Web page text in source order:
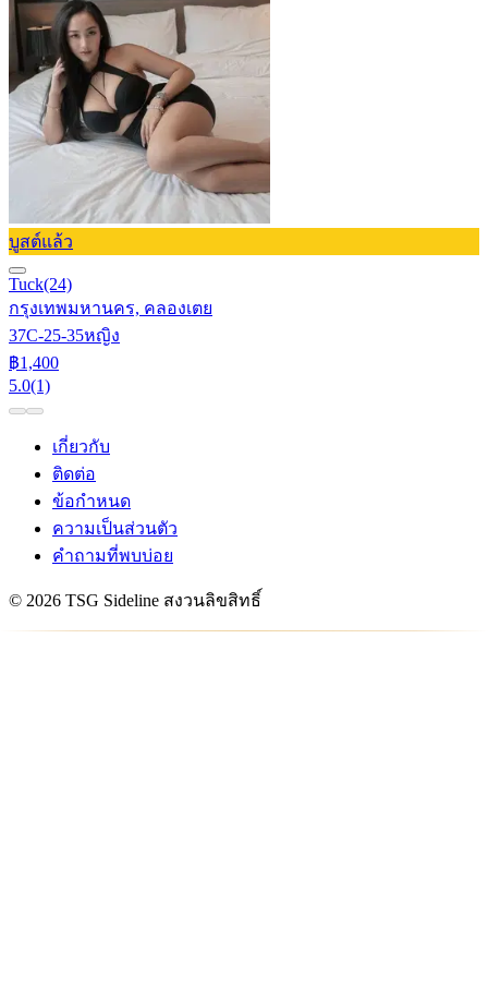
บูสต์แล้ว
Tuck(24)
กรุงเทพมหานคร, คลองเตย
37C-25-35หญิง
฿1,400
5.0(1)
เกี่ยวกับ
ติดต่อ
ข้อกำหนด
ความเป็นส่วนตัว
คำถามที่พบบ่อย
© 2026 TSG Sideline สงวนลิขสิทธิ์